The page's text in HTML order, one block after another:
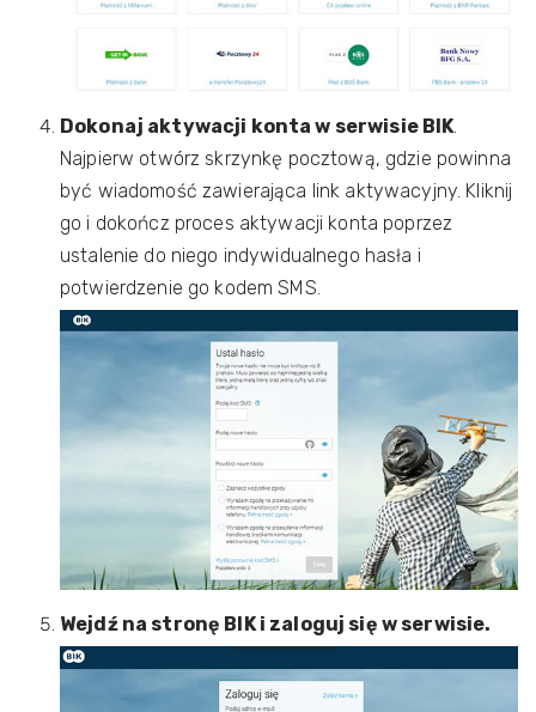
Dokonaj aktywacji konta w serwisie BIK
Najpierw otwórz skrzynkę pocztową, gdzie powinna
być wiadomość zawierająca link aktywacyjny. Kliknij
go i dokończ proces aktywacji konta poprzez
ustalenie do niego indywidualnego hasła i
potwierdzenie go kodem SMS.
Wejdź na stronę BIK i zaloguj się w serwisie.